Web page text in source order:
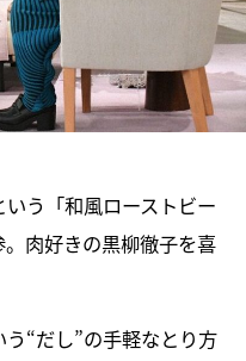
う「和風ローストビー
肉好きの黒柳徹子を喜
“だし”の手軽なとり方